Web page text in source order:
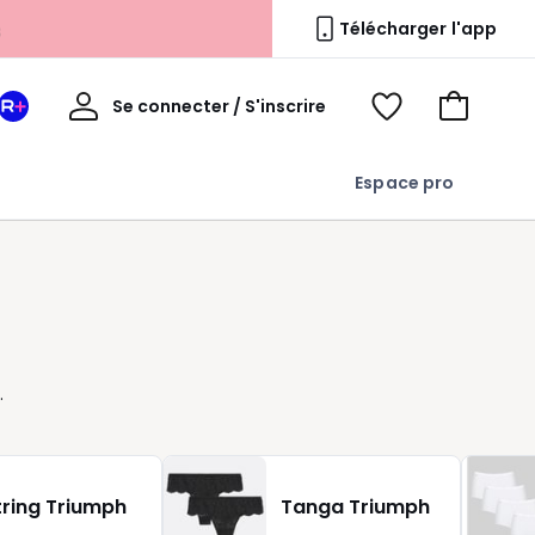
Télécharger l'app
Espace pro
Mon
Se connecter / S'inscrire
Mon
Voir
Voir
Triumph Tanga Triumph